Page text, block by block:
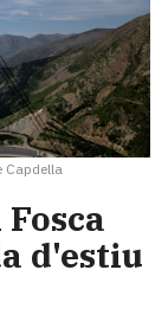
Capdella
d'estiu